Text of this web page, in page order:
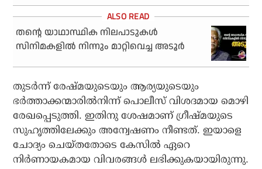
തന്റെ യാഥാസ്ഥിക നിലപാടുകള്‍
സിനിമകളില്‍ നിന്നും മാറ്റിവെച്ച അടൂര്‍
തുടര്‍ന്ന് രേഷ്മയുടെയും ആര്യയുടെയും
ഭര്‍ത്താക്കന്മാരില്‍നിന്ന് പൊലീസ് വിശദമായ മൊഴി
രേഖപ്പെടുത്തി. ഇതിനു ശേഷമാണ് ഗ്രീഷ്മയുടെ
സുഹൃത്തിലേക്കും അന്വേഷണം നീണ്ടത്. ഇയാളെ
ചോദ്യം ചെയ്തതോടെ കേസില്‍ ഏറെ
നിര്‍ണായകമായ വിവരങ്ങള്‍ ലഭിക്കുകയായിരുന്നു.